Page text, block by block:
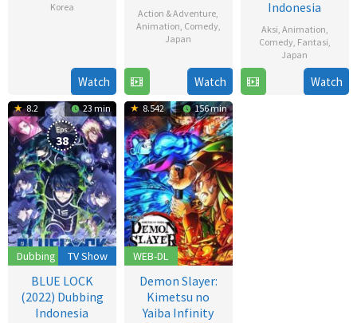
Korea
2006
Watch
Action & Adventure,
Animation, Comedy,
Japan
Apr
1998
Watch
Indonesia
Aksi, Animation,
Comedy, Fantasi,
Japan
Jul
Watch
8.2 23 min
Dubbing
Eps:
38
TV Show
BLUE LOCK
(2022) Dubbing
Indonesia
8.542 156 min
WEB-DL
Demon Slayer:
Kimetsu no
Yaiba Infinity